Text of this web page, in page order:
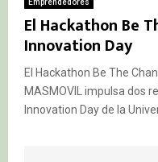
Emprendedores
El Hackathon Be
Innovation Day
El Hackathon Be The
MASMOVIL impulsa dos
Innovation Day de la